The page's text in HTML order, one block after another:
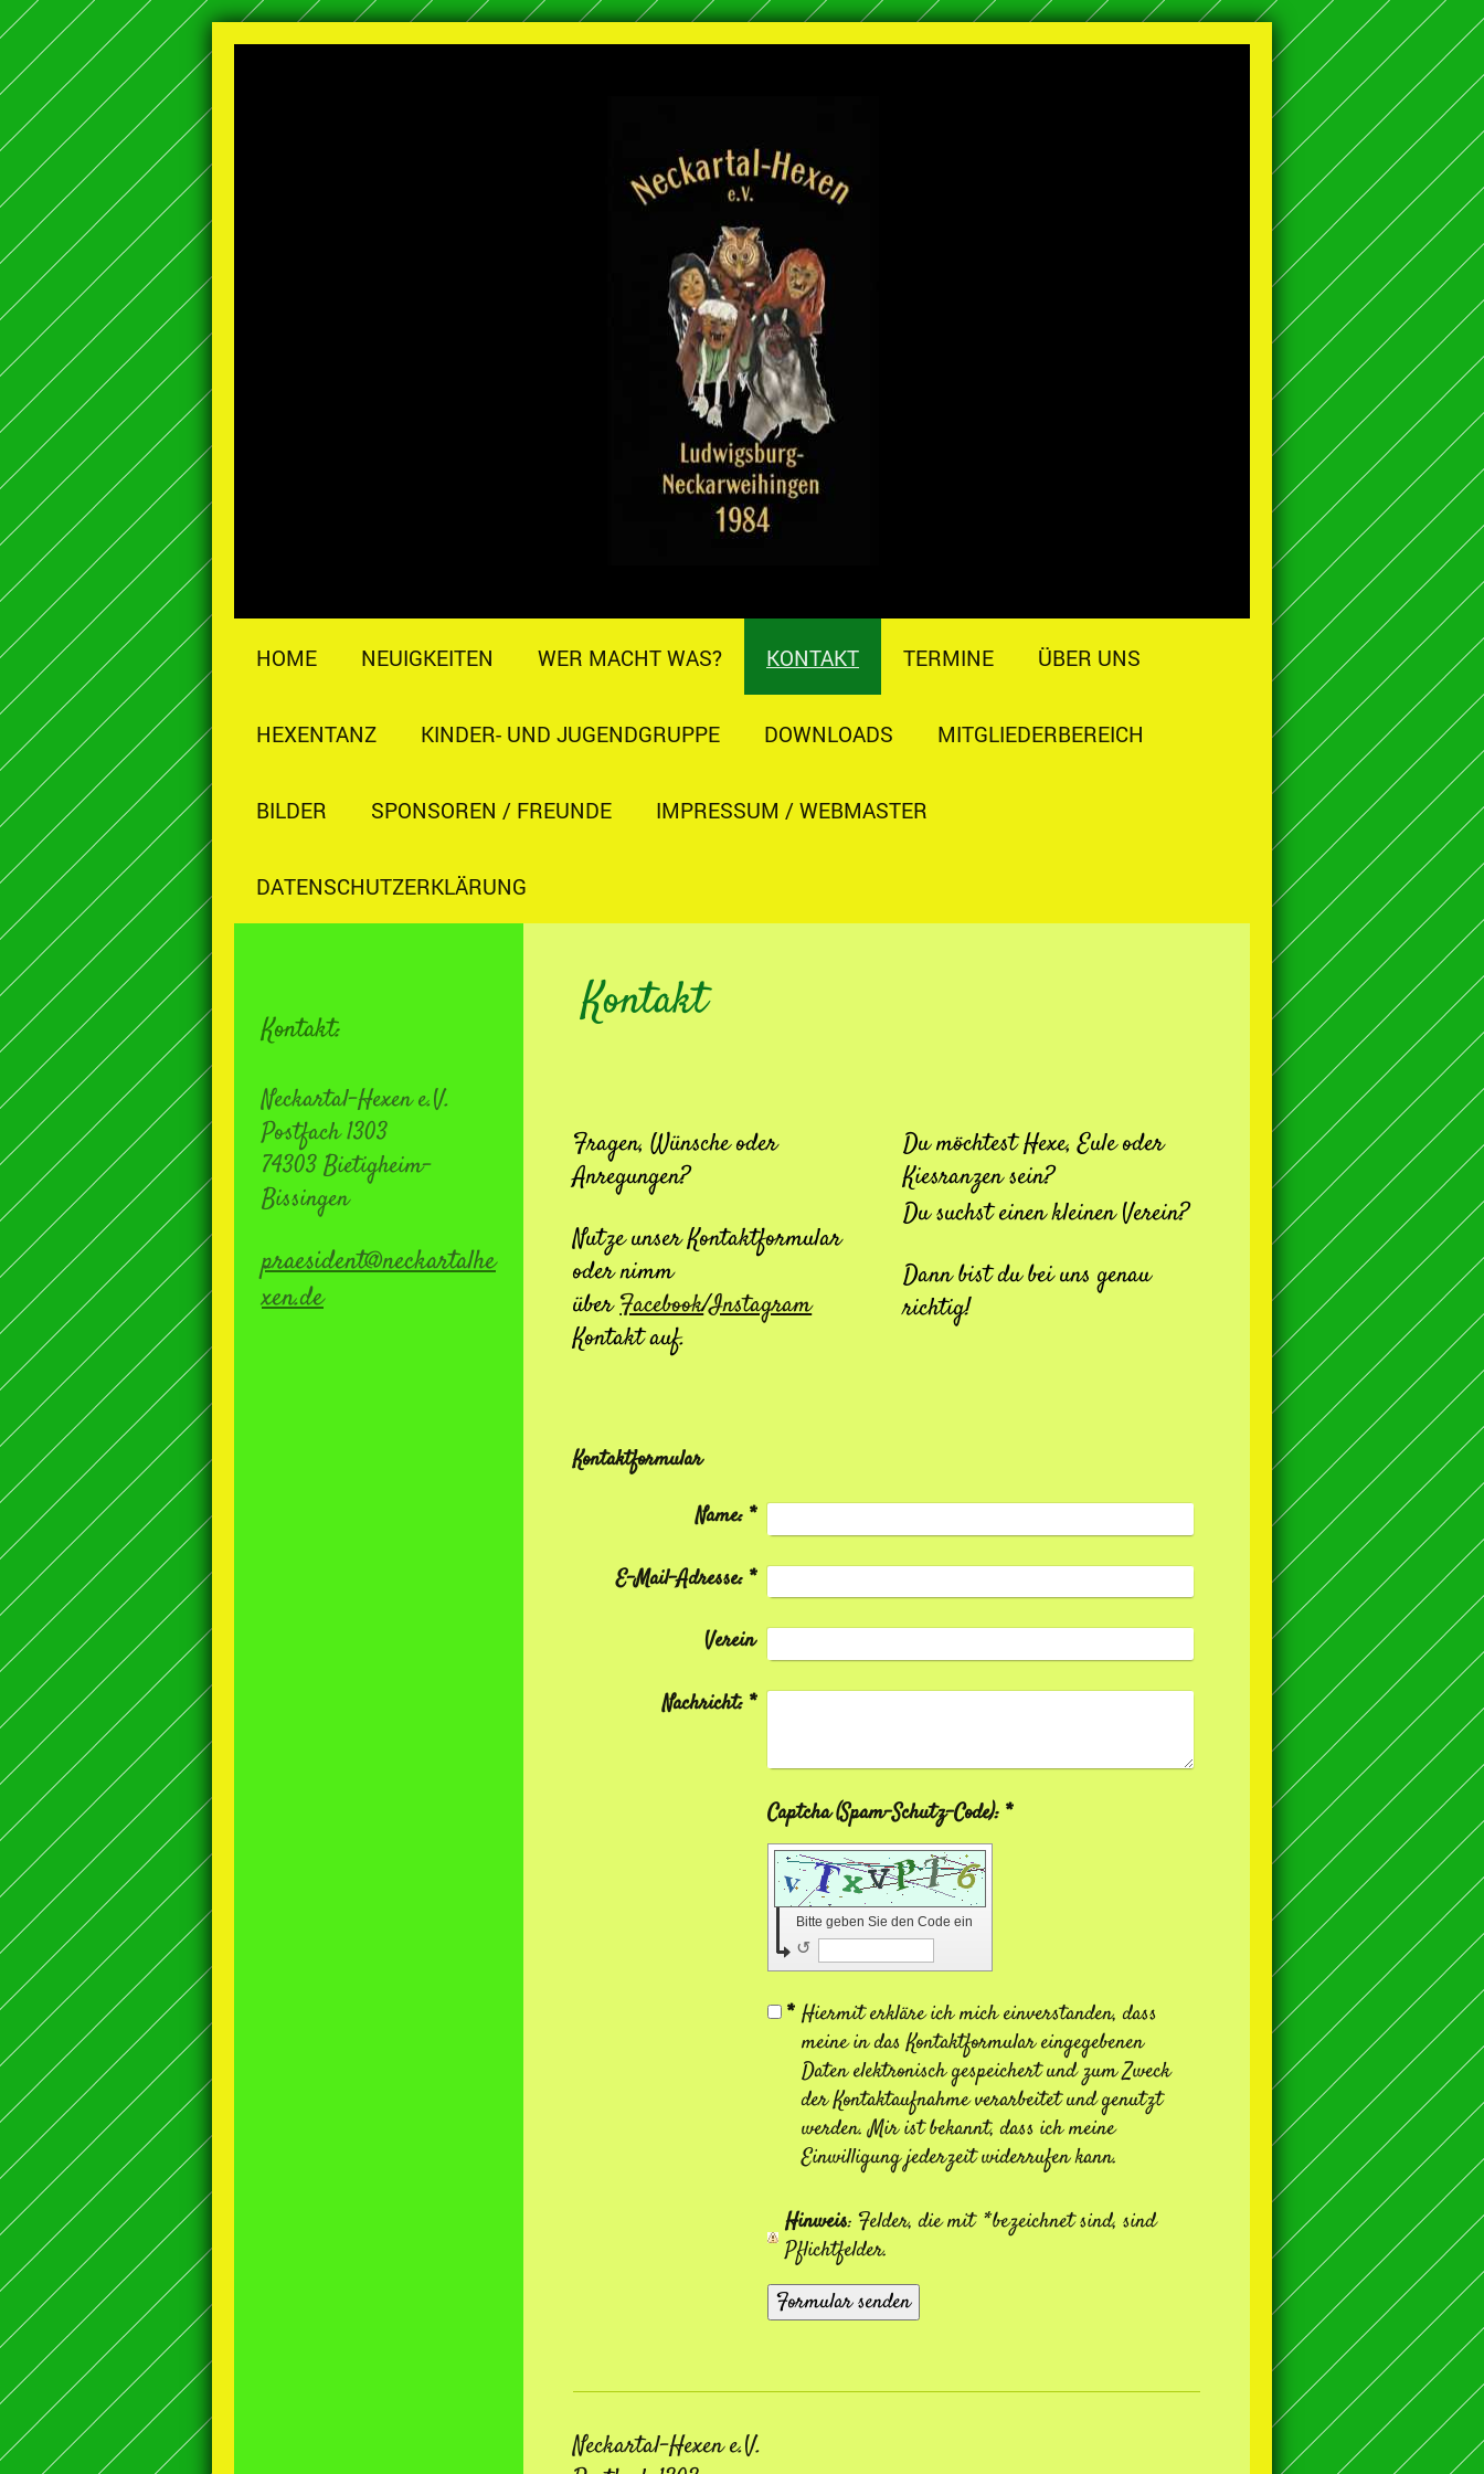
HOME NEUIGKEITEN WER MACHT WAS? KONTAKT TERMINE ÜBER UNS
HEXENTANZ KINDER- UND JUGENDGRUPPE DOWNLOADS MITGLIEDERBEREICH
BILDER SPONSOREN / FREUNDE IMPRESSUM / WEBMASTER
DATENSCHUTZERKLÄRUNG
Kontakt
Fragen, Wünsche oder
Anregungen?
Nutze unser Kontaktformular
oder nimm
überFacebook/Instagram
Kontakt auf.
Du möchtest Hexe, Eule oder
Kiesranzen sein?
Du suchst einen kleinen Verein?
Dann bist du bei uns genau
richtig!
Kontaktformular
Name:*
E-Mail-Adresse:*
Verein
Nachricht:*
Captcha (Spam-Schutz-Code): *
Bitte geben Sie den Code ein
↺
* Hiermit erkläre ich mich einverstanden, dass
meine in das Kontaktformular eingegebenen
Daten elektronisch gespeichert und zum Zweck
der Kontaktaufnahme verarbeitet und genutzt
werden. Mir ist bekannt, dass ich meine
Einwilligung jederzeit widerrufen kann.
Hinweis : Felder, die mit *bezeichnet sind, sind
Pflichtfelder.
Neckartal-Hexen e.V.
Kontakt:
Neckartal-Hexen e.V.
Postfach 1303
74303 Bietigheim-
Bissingen
praesident@neckartalhe
xen.de